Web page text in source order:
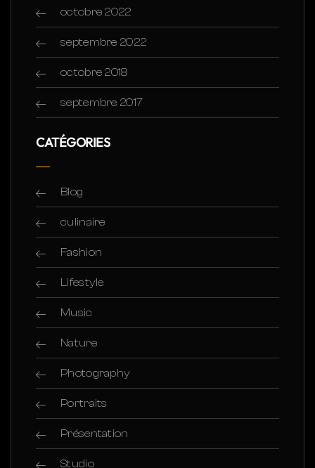
octobre 2022
septembre 2022
octobre 2018
septembre 2017
CATÉGORIES
Blog
culinaire
Fashion
Lifestyle
Music
Nature
Photography
Portraits
Présentation
Studio